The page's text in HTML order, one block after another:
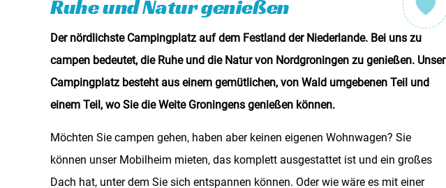
Ruhe und Natur genießen
Der nördlichste Campingplatz auf dem Festland der Niederlande. Bei uns zu
campen bedeutet, die Ruhe und die Natur von Nordgroningen zu genießen. Unser
Campingplatz besteht aus einem gemütlichen, von Wald umgebenen Teil und
einem Teil, wo Sie die Weite Groningens genießen können.
Möchten Sie campen gehen, haben aber keinen eigenen Wohnwagen? Sie
können unser Mobilheim mieten, das komplett ausgestattet ist und ein großes
Dach hat, unter dem Sie sich entspannen können. Oder wie wäre es mit einer